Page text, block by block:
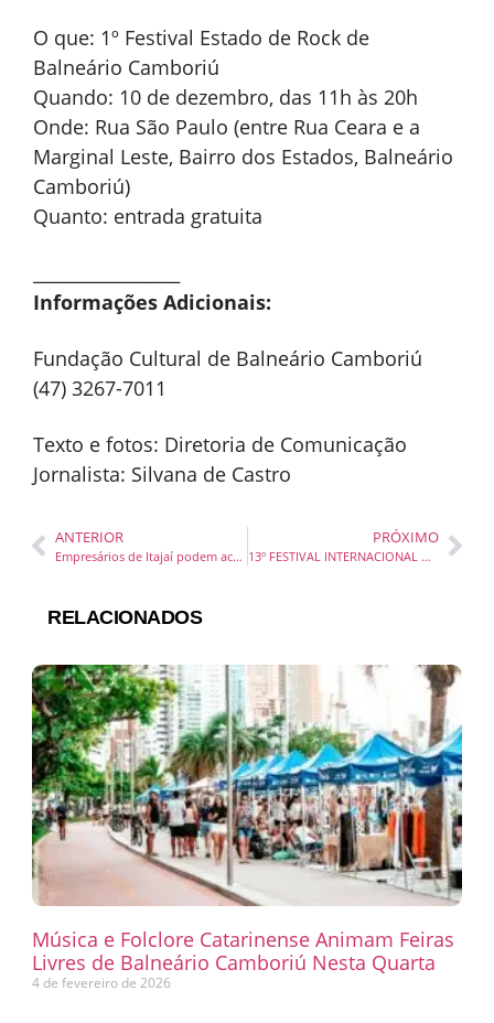
O que: 1º Festival Estado de Rock de
Balneário Camboriú
Quando: 10 de dezembro, das 11h às 20h
Onde: Rua São Paulo (entre Rua Ceara e a
Marginal Leste, Bairro dos Estados, Balneário
Camboriú)
Quanto: entrada gratuita
Informações Adicionais:
Fundação Cultural de Balneário Camboriú
(47) 3267-7011
Texto e fotos: Diretoria de Comunicação
Jornalista: Silvana de Castro
ANTERIOR
Empresários de Itajaí podem acessar nota fiscal eletrônica pelo aplicativo Conecta.Í
PRÓXIMO
13º FESTIVAL INTERNACIONAL DE CINEMA DIVULGADA SUA SELEÇÃO OFICIAL
RELACIONADOS
Música e Folclore Catarinense Animam Feiras
Livres de Balneário Camboriú Nesta Quarta
4 de fevereiro de 2026